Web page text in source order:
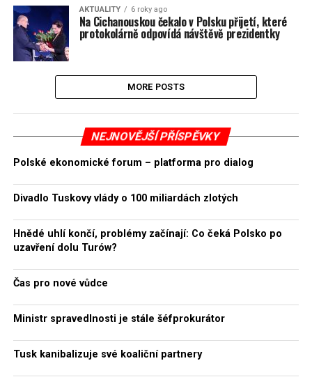
AKTUALITY 6 roky ago
Na Cichanouskou čekalo v Polsku přijetí, které
protokolárně odpovídá návštěvě prezidentky
MORE POSTS
NEJNOVĚJŠÍ PŘÍSPĚVKY
Polské ekonomické forum – platforma pro dialog
Divadlo Tuskovy vlády o 100 miliardách zlotých
Hnědé uhlí končí, problémy začínají: Co čeká Polsko po
uzavření dolu Turów?
Čas pro nové vůdce
Ministr spravedlnosti je stále šéfprokurátor
Tusk kanibalizuje své koaliční partnery